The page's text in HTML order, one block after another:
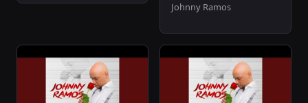
Johnny Ramos